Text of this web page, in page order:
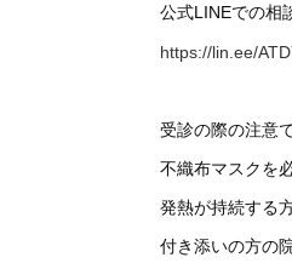
公式LINEでの相
https://lin.ee/
受診の際の注意
不織布マスクを
発熱が持続する
付き添いの方の